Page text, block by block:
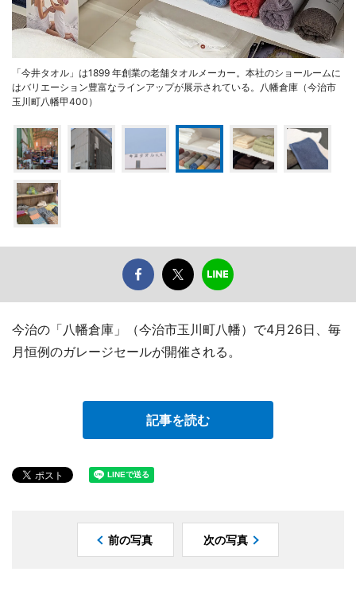
「今井タオル」は1899 年創業の老舗タオルメーカー。本社のショールームに
はバリエーション豊富なラインアップが展示されている。八幡倉庫（今治市
玉川町八幡甲400）
今治の「八幡倉庫」（今治市玉川町八幡）で4月26日、毎
月恒例のガレージセールが開催される。
記事を読む
前の写真 次の写真